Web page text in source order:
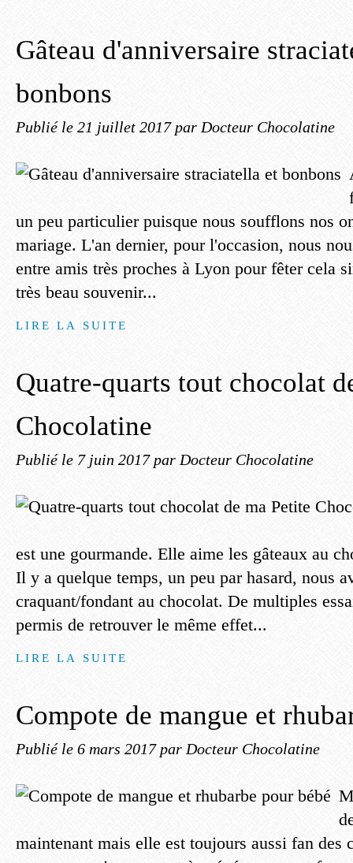
Gâteau d'anniversaire
bonbons
Publié le 21 juillet 2017 par Docteur Chocolatine
un peu particulier puisque nous soufflons nos
mariage. L'an dernier, pour l'occasion, nous
entre amis très proches à Lyon pour fêter cela
très beau souvenir...
LIRE LA SUITE
Quatre-quarts tout chocolat
Chocolatine
Publié le 7 juin 2017 par Docteur Chocolatine
est une gourmande. Elle aime les gâteaux au
Il y a quelque temps, un peu par hasard, nous
craquant/fondant au chocolat. De multiples
permis de retrouver le même effet...
LIRE LA SUITE
Compote de mangue et
Publié le 6 mars 2017 par Docteur Chocolatine
maintenant mais elle est toujours aussi fan des